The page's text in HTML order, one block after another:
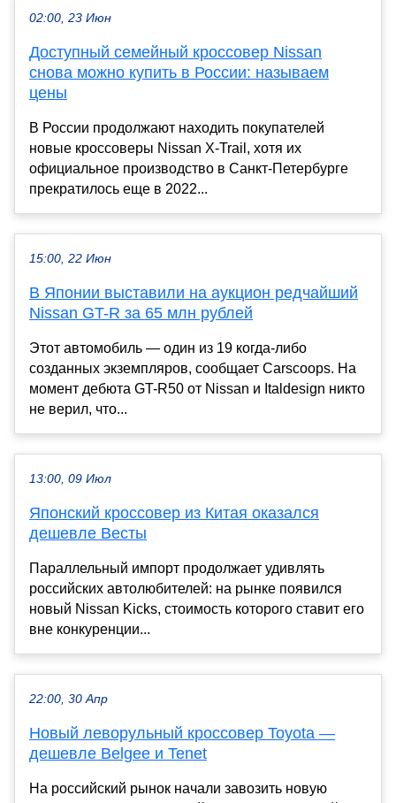
02:00, 23 Июн
Доступный семейный кроссовер Nissan
снова можно купить в России: называем
цены
В России продолжают находить покупателей
новые кроссоверы Nissan X-Trail, хотя их
официальное производство в Санкт-Петербурге
прекратилось еще в 2022...
15:00, 22 Июн
В Японии выставили на аукцион редчайший
Nissan GT-R за 65 млн рублей
Этот автомобиль — один из 19 когда-либо
созданных экземпляров, сообщает Carscoops. На
момент дебюта GT-R50 от Nissan и Italdesign никто
не верил, что...
13:00, 09 Июл
Японский кроссовер из Китая оказался
дешевле Весты
Параллельный импорт продолжает удивлять
российских автолюбителей: на рынке появился
новый Nissan Kicks, стоимость которого ставит его
вне конкуренции...
22:00, 30 Апр
Новый леворульный кроссовер Toyota —
дешевле Belgee и Tenet
На российский рынок начали завозить новую